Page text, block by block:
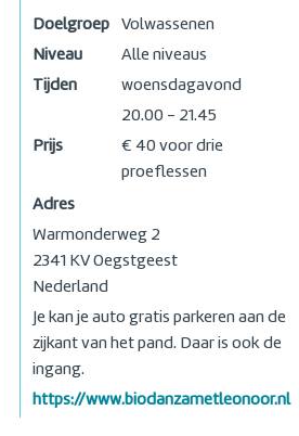
Doelgroep
Volwassenen
Niveau
Alle niveaus
Tijden
woensdagavond
20.00 - 21.45
Prijs
€ 40 voor drie
proeflessen
Adres
Warmonderweg 2
2341 KV Oegstgeest
Nederland
Je kan je auto gratis parkeren aan de
zijkant van het pand. Daar is ook de
ingang.
https://www.biodanzametleonoor.nl